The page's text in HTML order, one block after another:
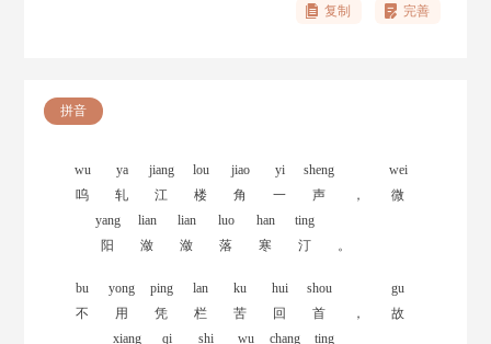
复制 完善
拼音
wu
呜
ya
轧
jiang
江
lou
楼
jiao
角
yi
一
sheng
声
，
wei
微
yang
阳
lian
潋
lian
潋
luo
落
han
寒
ting
汀
。
bu
不
yong
用
ping
凭
lan
栏
ku
苦
hui
回
shou
首
，
gu
故
xiang
qi shi wu chang ting